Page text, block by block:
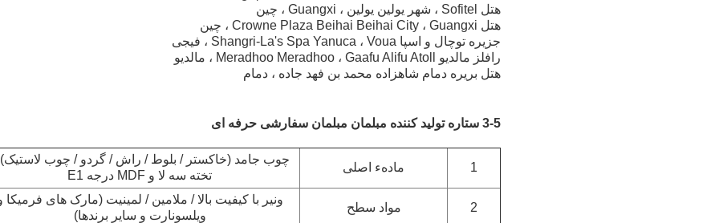
هتل Sofitel ، شهر یولین یولین ، Guangxi ، چین
هتل Crowne Plaza Beihai Beihai City ، Guangxi ، چین
جزیره توچال و اسپا Shangri-La's Spa Yanuca ، Voua ، فیجی
رافلز مالدیو Meradhoo Meradhoo ، Gaafu Alifu Atoll ، مالدیو
هتل بریره دمام شاهزاده محمد بن فهد جاده ، دمام
3-5 ستاره تولید کننده مبلمان مبلمان سفارشی حرفه ای
1 مادهء اصلی
چوب جامد (خاکستر / بلوط / راش / گردو / چوب
تخته سه لا و MDF درجه E1
2 مواد سطح
ونیر با کیفیت بالا / ملامین / لمینیت (مارک های فرمیکا
ویلسونارت و سایر برندها)